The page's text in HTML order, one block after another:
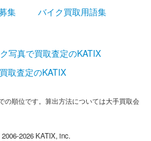
集
バイク買取用語集
写真で買取査定のKATIX
取査定のKATIX
の順位です。算出方法については大手買取会
2006-2026KATIX, inc.